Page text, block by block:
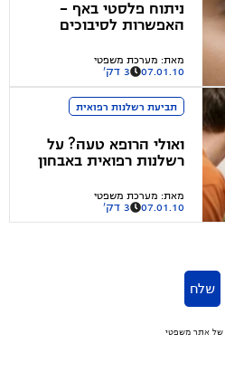
ניתוח פלסטי באף -
האפשרות לסיבוכים
מאת: מערכת משפטי
07.01.10 3 דק'
תביעת רשלנות רפואית
ואולי הרופא טעה? על
רשלנות רפואית באבחון
מאת: מערכת משפטי
07.01.10 3 דק'
שלח
של אתר משפטי